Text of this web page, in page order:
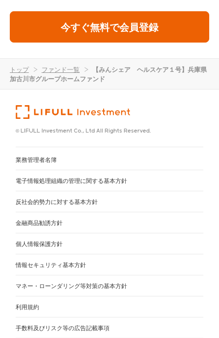
今すぐ無料で会員登録
トップ > ファンド一覧 >
【みんシェア ヘルスケア１号】兵庫県
加古川市グループホームファンド
© LIFULL Investment Co., Ltd All Rights Reserved.
業務管理者名簿
電子情報処理組織の管理に関する基本方針
反社会的勢力に対する基本方針
金融商品勧誘方針
個人情報保護方針
情報セキュリティ基本方針
マネー・ローンダリング等対策の基本方針
利用規約
手数料及びリスク等の広告記載事項